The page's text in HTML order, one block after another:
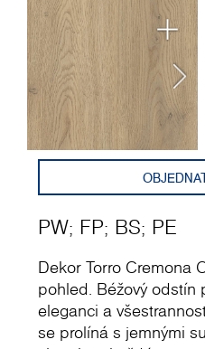
PW; FP; BS; PE
Dekor Torro Cremona
pohled. Béžový odstín
eleganci a
se prolíná s jemnými